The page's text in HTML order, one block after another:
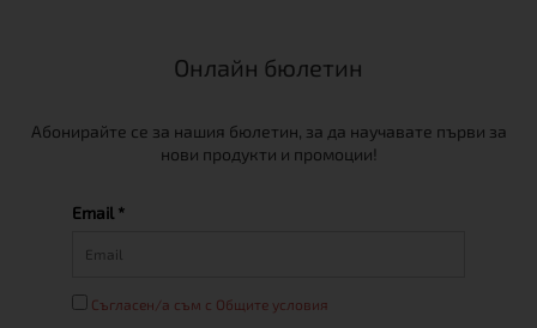
Онлайн бюлетин
Абонирайте се за нашия бюлетин, за да научавате първи за
нови продукти и промоции!
Email *
Съгласен/а съм с Общите условия